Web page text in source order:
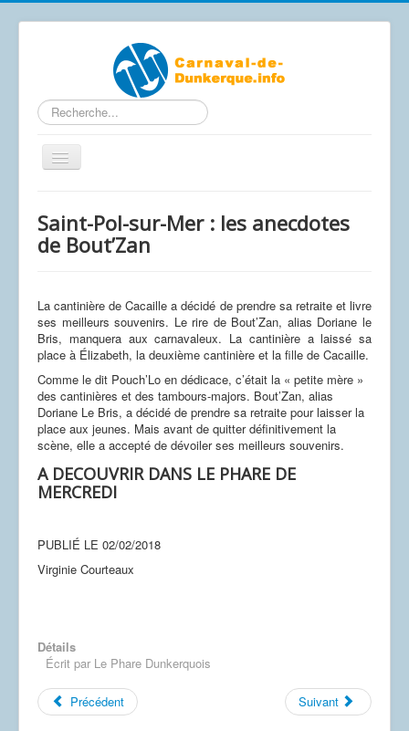
Rechercher
Basculer
la
Accueil
Le carnaval de A à Z
Photos / Vidéos
Les affiches
Dessins
Saint-Pol-sur-Mer : les anecdotes
de Bout’Zan
La cantinière de Cacaille a décidé de prendre sa retraite et livre
ses meilleurs souvenirs. Le rire de Bout’Zan, alias Doriane le
Bris, manquera aux carnavaleux. La cantinière a laissé sa
place à Élizabeth, la deuxième cantinière et la fille de Cacaille.
Comme le dit Pouch’Lo en dédicace, c’était la « petite mère »
des cantinières et des tambours-majors. Bout’Zan, alias
Doriane Le Bris, a décidé de prendre sa retraite pour laisser la
place aux jeunes. Mais avant de quitter définitivement la
scène, elle a accepté de dévoiler ses meilleurs souvenirs.
A DECOUVRIR DANS LE PHARE DE
MERCREDI
PUBLIÉ LE 02/02/2018
Virginie Courteaux
Détails
Écrit par Le Phare Dunkerquois
Précédent Suivant